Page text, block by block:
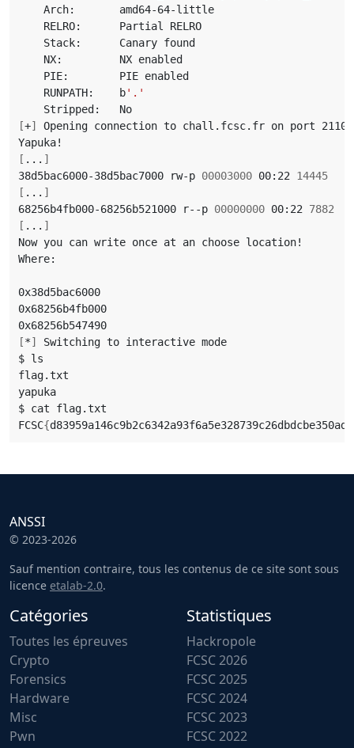
    RUNPATH:    b
'.'
[+]
[ ... ]
38d5bac6000-38d5bac7000 rw-p 00003000 00:22 14445
[ ... ]
68256b4fb000-68256b521000 r--p 00000000 00:22 7882
[ ... ]
[*]
FCSC{
ANSSI
© 2023-2026
Sauf mention contraire, tous les contenus de ce site sont sous
licence etalab-2.0.
Catégories
Toutes les épreuves
Crypto
Forensics
Hardware
Misc
Pwn
Statistiques
Hackropole
FCSC 2026
FCSC 2025
FCSC 2024
FCSC 2023
FCSC 2022